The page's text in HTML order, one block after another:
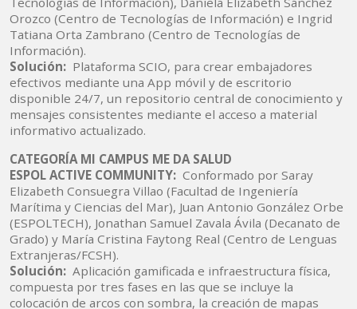
Orozco (Centro de Tecnologías de Información) e Ingrid
Tatiana Orta Zambrano (Centro de Tecnologías de
Información).
Solución: Plataforma SCIO, para crear embajadores
efectivos mediante una App móvil y de escritorio
disponible 24/7, un repositorio central de conocimiento y
mensajes consistentes mediante el acceso a material
informativo actualizado.
CATEGORÍA MI CAMPUS ME DA SALUD
ESPOL ACTIVE COMMUNITY: Conformado por Saray
Elizabeth Consuegra Villao (Facultad de Ingeniería
Marítima y Ciencias del Mar), Juan Antonio González Orbe
(ESPOLTECH), Jonathan Samuel Zavala Ávila (Decanato de
Grado) y María Cristina Faytong Real (Centro de Lenguas
Extranjeras/FCSH).
Solución: Aplicación gamificada e infraestructura física,
compuesta por tres fases en las que se incluye la
colocación de arcos con sombra, la creación de mapas